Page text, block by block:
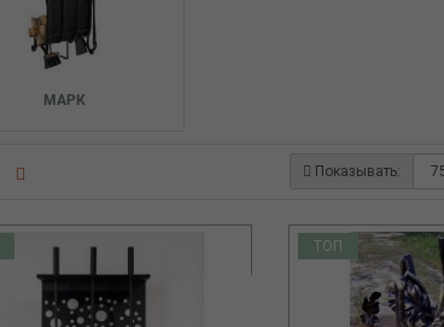
МАРК
Показывать:
ТОП